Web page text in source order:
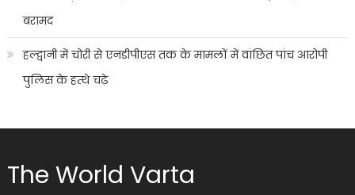
बरामद
हल्द्वानी में चोरी से एनडीपीएस तक के मामलों में वांछित पांच आरोपी
पुलिस के हत्थे चढ़े
The World Varta